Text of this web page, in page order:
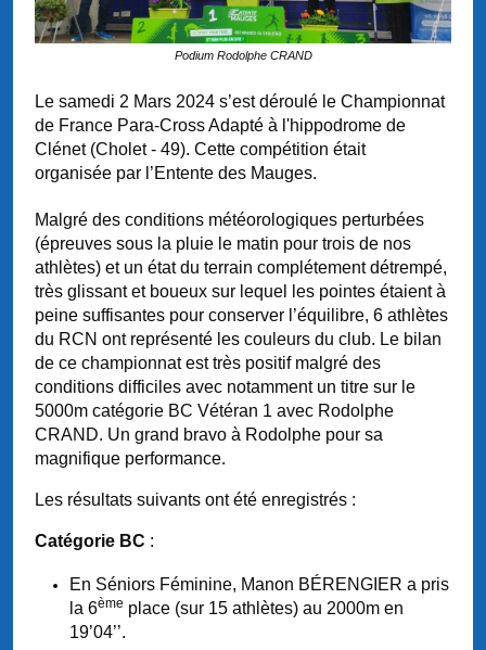
Podium Rodolphe CRAND
Le samedi 2 Mars 2024 s’est déroulé le Championnat
de France Para-Cross Adapté à l'hippodrome de
Clénet (Cholet - 49). Cette compétition était
organisée par l’Entente des Mauges.
Malgré des conditions météorologiques perturbées
(épreuves sous la pluie le matin pour trois de nos
athlètes) et un état du terrain complétement détrempé,
très glissant et boueux sur lequel les pointes étaient à
peine suffisantes pour conserver l’équilibre, 6 athlètes
du RCN ont représenté les couleurs du club. Le bilan
de ce championnat est très positif malgré des
conditions difficiles avec notamment un titre sur le
5000m catégorie BC Vétéran 1 avec Rodolphe
CRAND. Un grand bravo à Rodolphe pour sa
magnifique performance.
Les résultats suivants ont été enregistrés :
Catégorie BC :
En Séniors Féminine, Manon BÉRENGIER a pris
la 6ème place (sur 15 athlètes) au 2000m en
19’04’’.